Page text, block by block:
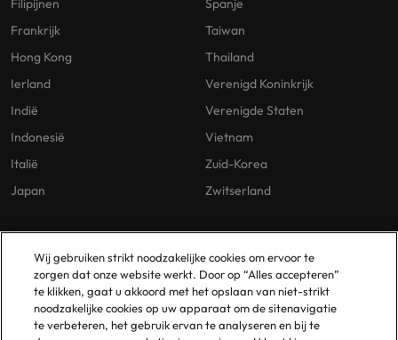
Filipijnen
Frankrijk
Hong Kong
Ierland
Indië
Indonesië
Italië
Japan
Spanje
Taiwan
Thailand
Verenigd Koninkrijk
Verenigde Staten
Vietnam
Zuid-Korea
Zwitserland
Our Policies
Privacybeleid
Cookies Policy
Vestigingen
Amsterdam
Eindhoven
Wij gebruiken strikt noodzakelijke cookies om ervoor te
zorgen dat onze website werkt. Door op “Alles accepteren”
te klikken, gaat u akkoord met het opslaan van niet-strikt
noodzakelijke cookies op uw apparaat om de sitenavigatie
te verbeteren, het gebruik ervan te analyseren en bij te